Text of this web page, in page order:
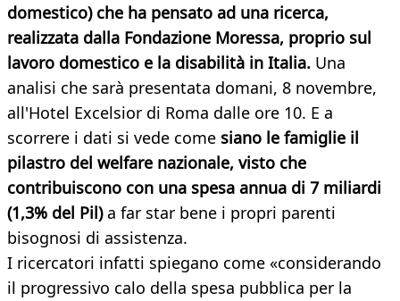
domestico) che ha pensato ad una ricerca,
realizzata dalla Fondazione Moressa, proprio sul
lavoro domestico e la disabilità in Italia. Una
analisi che sarà presentata domani, 8 novembre,
all'Hotel Excelsior di Roma dalle ore 10. E a
scorrere i dati si vede come siano le famiglie il
pilastro del welfare nazionale, visto che
contribuiscono con una spesa annua di 7 miliardi
(1,3% del Pil)a far star bene i propri parenti
bisognosi di assistenza.
I ricercatori infatti spiegano come «considerando
il progressivo calo della spesa pubblica per la